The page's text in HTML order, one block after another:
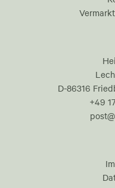
D-86316
+49